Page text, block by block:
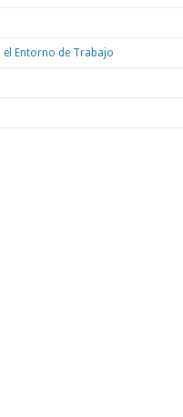
el Entorno de Trabajo